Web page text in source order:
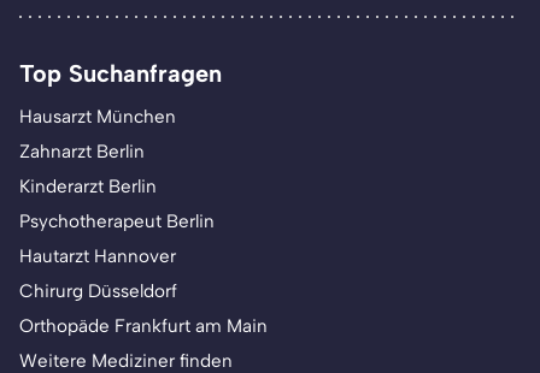
Top Suchanfragen
Hausarzt München
Zahnarzt Berlin
Kinderarzt Berlin
Psychotherapeut Berlin
Hautarzt Hannover
Chirurg Düsseldorf
Orthopäde Frankfurt am Main
Weitere Mediziner finden